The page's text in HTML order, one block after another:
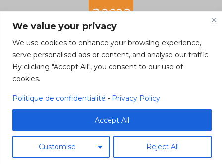
We value your privacy
We use cookies to enhance your browsing experience,
serve personalised ads or content, and analyse our traffic.
By clicking "Accept All", you consent to our use of
cookies.
Politique de confidentialité - Privacy Policy
Customise Reject All
Accept All
5590 Ciney, Belgium
Tel. +32 496 22 22 96
©2026 eftacim.org Web tools Pragmacom